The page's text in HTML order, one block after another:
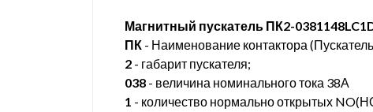
Магнитный пускатель ПК2-
ПК - Наименование контактора
2 - габарит пускателя;
038 - величина номинального тока 38А
1 - количество нормально открытых